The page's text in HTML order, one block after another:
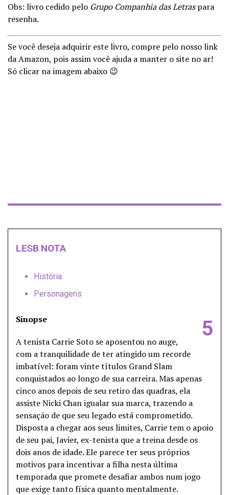
Obs: livro cedido pelo Grupo Companhia das Letraspara
resenha.
Se você deseja adquirir este livro, compre pelo nosso link
da Amazon, pois assim você ajuda a manter o site no ar!
Só clicar na imagem abaixo 😉
LESB NOTA
História
Personagens
5
Sinopse
A tenista Carrie Soto se aposentou no auge,
com a tranquilidade de ter atingido um recorde
imbatível: foram vinte títulos Grand Slam
conquistados ao longo de sua carreira. Mas apenas
cinco anos depois de seu retiro das quadras, ela
assiste Nicki Chan igualar sua marca, trazendo a
sensação de que seu legado está comprometido.
Disposta a chegar aos seus limites, Carrie tem o apoio
de seu pai, Javier, ex-tenista que a treina desde os
dois anos de idade. Ele parece ter seus próprios
motivos para incentivar a filha nesta última
temporada que promete desafiar ambos num jogo
que exige tanto física quanto mentalmente.